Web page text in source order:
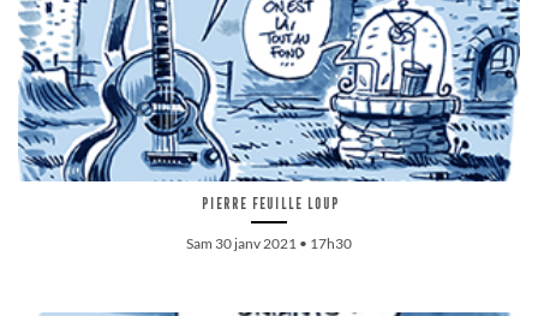
Pierre feuille loup
Sam 30 janv 2021 • 17h30